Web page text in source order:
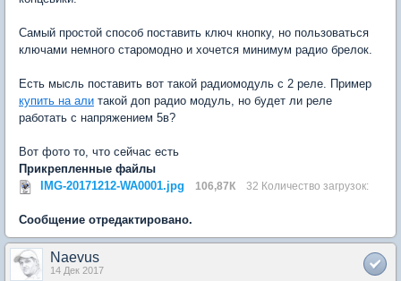
Самый простой способ поставить ключ кнопку, но пользоваться
ключами немного старомодно и хочется минимум радио брелок.
Есть мысль поставить вот такой радиомодуль с 2 реле. Пример
купить на али такой доп радио модуль, но будет ли реле
работать с напряжением 5в?
Вот фото то, что сейчас есть
Прикрепленные файлы
IMG-20171212-WA0001.jpg
106,87К 32 Количество загрузок:
Сообщение отредактировано.
Naevus
14 Дек 2017